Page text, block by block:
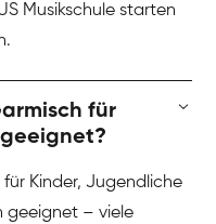
Musikschule starten
für
Kinder, Jugendliche
geeignet – viele